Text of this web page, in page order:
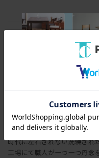
リグ
時代に左右されない洗練され
工場にて職人が一つ一つ丹念